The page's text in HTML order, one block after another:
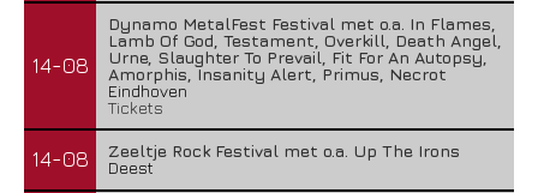
14-08
Dynamo MetalFest Festival met o.a. In Flames,
Lamb Of God, Testament, Overkill, Death Angel,
Urne, Slaughter To Prevail, Fit For An Autopsy,
Amorphis, Insanity Alert, Primus, Necrot
Eindhoven
Tickets
14-08
Zeeltje Rock Festival met o.a. Up The Irons
Deest